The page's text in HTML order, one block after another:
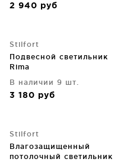
2 940 руб
Stilfort
Подвесной светильник
Rima
В наличии 9 шт.
3 180 руб
Stilfort
Влагозащищенный
потолочный светильник